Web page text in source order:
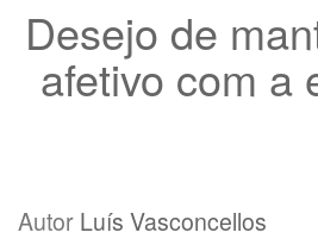
Desejo de
afetivo com a
Autor Luís Vasconcellos